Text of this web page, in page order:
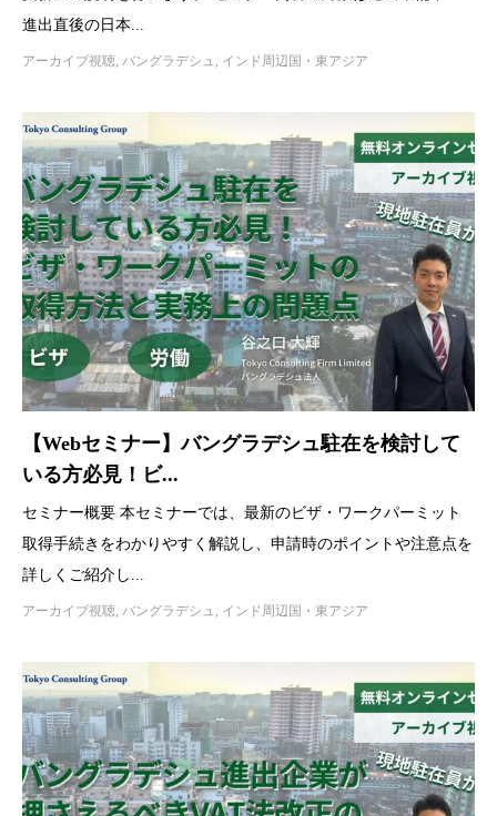
進出直後の日本...
アーカイブ視聴, バングラデシュ , インド周辺国・東アジア
【Webセミナー】バングラデシュ駐在を検討して
いる方必見！ビ...
セミナー概要 本セミナーでは、最新のビザ・ワークパーミット
取得手続きをわかりやすく解説し、申請時のポイントや注意点を
詳しくご紹介し...
アーカイブ視聴, バングラデシュ , インド周辺国・東アジア